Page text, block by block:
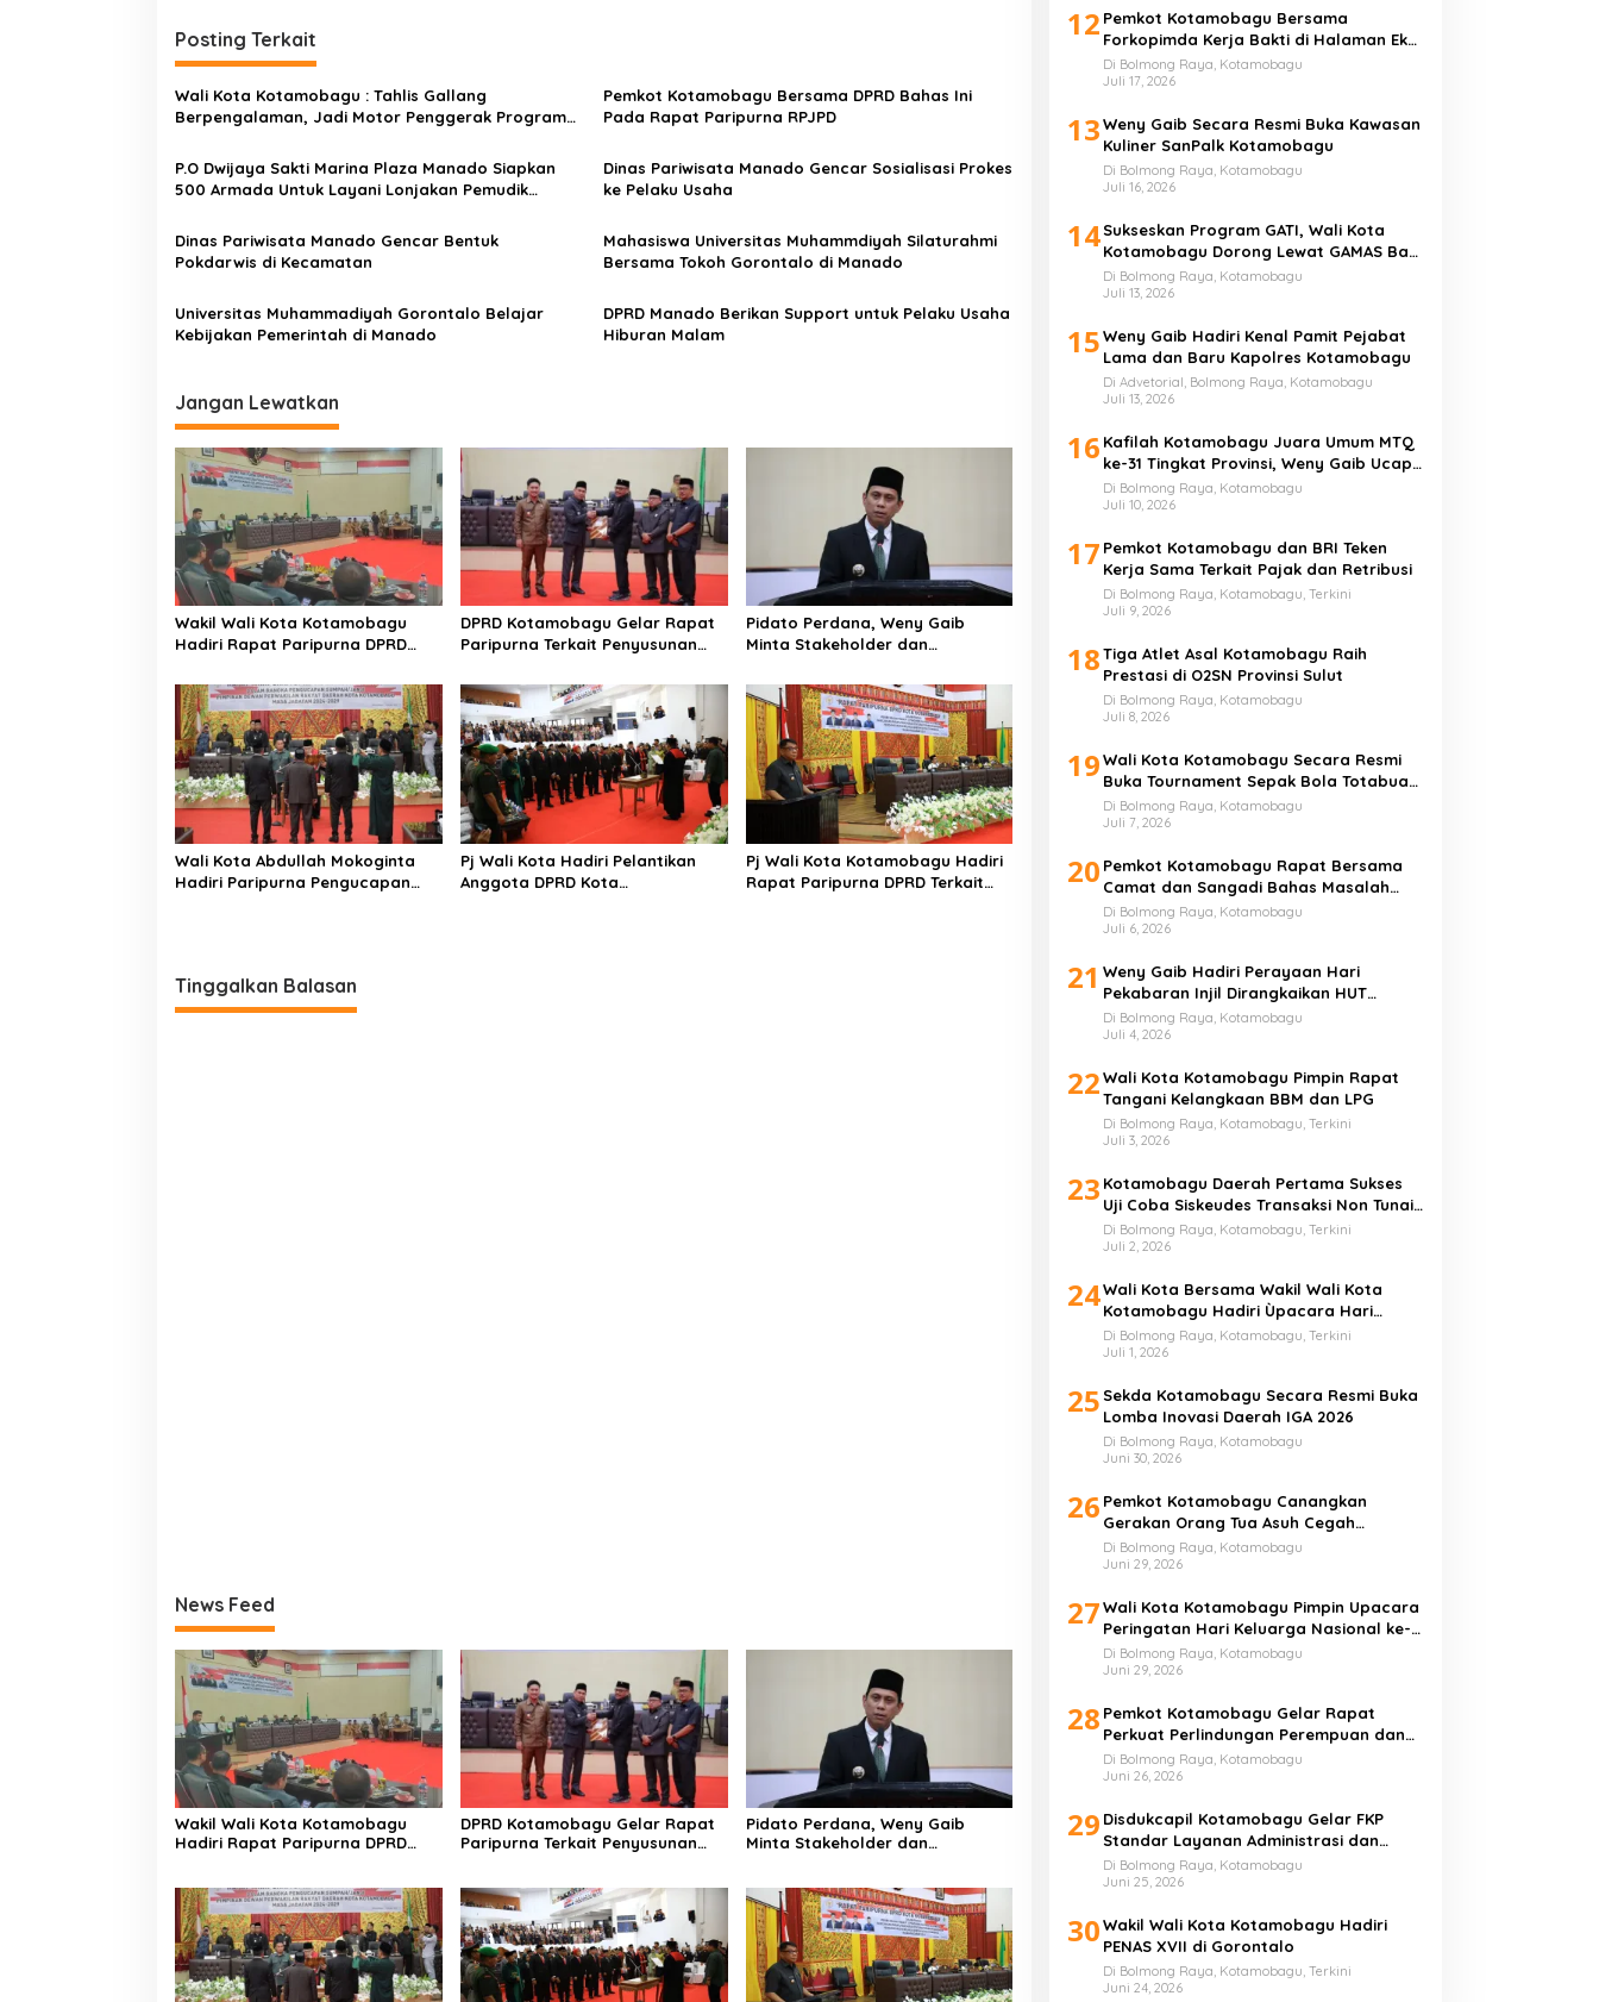
i
g
a
i
o
s
Posting Terkait
Wali Kota Kotamobagu : Tahlis Gallang
Berpengalaman, Jadi Motor Penggerak Program
Pemkot Kotamobagu Bersama DPRD Bahas Ini
Pada Rapat Paripurna RPJPD
P.O Dwijaya Sakti Marina Plaza Manado Siapkan
500 Armada Untuk Layani Lonjakan Pemudik
Diakses Via Online
Dinas Pariwisata Manado Gencar Sosialisasi Prokes
ke Pelaku Usaha
Dinas Pariwisata Manado Gencar Bentuk
Pokdarwis di Kecamatan
Mahasiswa Universitas Muhammdiyah Silaturahmi
Bersama Tokoh Gorontalo di Manado
Universitas Muhammadiyah Gorontalo Belajar
Kebijakan Pemerintah di Manado
DPRD Manado Berikan Support untuk Pelaku Usaha
Hiburan Malam
Jangan Lewatkan
Wakil Wali Kota Kotamobagu
Hadiri Rapat Paripurna DPRD
DPRD Kotamobagu Gelar Rapat
Paripurna Terkait Penyusunan
Pidato Perdana, Weny Gaib
Minta Stakeholder dan
Kota
Wali Kota Abdullah Mokoginta
Hadiri Paripurna Pengucapan
Pj Wali Kota Hadiri Pelantikan
Anggota DPRD Kota
Pj Wali Kota Kotamobagu Hadiri
Rapat Paripurna DPRD Terkait
Tinggalkan Balasan
News Feed
Wakil Wali Kota Kotamobagu
Hadiri Rapat Paripurna DPRD
DPRD Kotamobagu Gelar Rapat
Paripurna Terkait Penyusunan
Pidato Perdana, Weny Gaib
Minta Stakeholder dan
12 Pemkot Kotamobagu Bersama
Forkopimda Kerja Bakti di Halaman Eks
Kantor Bupati Bolmong
Di Bolmong Raya, Kotamobagu
Juli 17, 2026
13Weny Gaib Secara Resmi Buka Kawasan
Kuliner SanPalk Kotamobagu
Di Bolmong Raya, Kotamobagu
Juli 16, 2026
14 Sukseskan Program GATI, Wali Kota
Kotamobagu Dorong Lewat GAMAS Bagi
Anak Sekolah
Di Bolmong Raya, Kotamobagu
Juli 13, 2026
15Weny Gaib Hadiri Kenal Pamit Pejabat
Lama dan Baru Kapolres Kotamobagu
Di Advetorial, Bolmong Raya, Kotamobagu
Juli 13, 2026
16 Kafilah Kotamobagu Juara Umum MTQ
ke-31 Tingkat Provinsi, Weny Gaib Ucap
Syukur
Di Bolmong Raya, Kotamobagu
Juli 10, 2026
17 Pemkot Kotamobagu dan BRI Teken
Kerja Sama Terkait Pajak dan Retribusi
Di Bolmong Raya, Kotamobagu, Terkini
Juli 9, 2026
18Tiga Atlet Asal Kotamobagu Raih
Prestasi di O2SN Provinsi Sulut
Di Bolmong Raya, Kotamobagu
Juli 8, 2026
19Wali Kota Kotamobagu Secara Resmi
Buka Tournament Sepak Bola Totabuan
Champion League
Di Bolmong Raya, Kotamobagu
Juli 7, 2026
20 Pemkot Kotamobagu Rapat Bersama
Camat dan Sangadi Bahas Masalah
Sampah
Di Bolmong Raya, Kotamobagu
Juli 6, 2026
21 Weny Gaib Hadiri Perayaan Hari
Pekabaran Injil Dirangkaikan HUT
GMIBM Bersinode ke-76
Di Bolmong Raya, Kotamobagu
Juli 4, 2026
22Wali Kota Kotamobagu Pimpin Rapat
Tangani Kelangkaan BBM dan LPG
Di Bolmong Raya, Kotamobagu, Terkini
Juli 3, 2026
23 Kotamobagu Daerah Pertama Sukses
Uji Coba Siskeudes Transaksi Non Tunai
di Desa
Di Bolmong Raya, Kotamobagu, Terkini
Juli 2, 2026
24Wali Kota Bersama Wakil Wali Kota
Kotamobagu Hadiri Ùpacara Hari
Bhayangkara ke-80
Di Bolmong Raya, Kotamobagu, Terkini
Juli 1, 2026
25 Sekda Kotamobagu Secara Resmi Buka
Lomba Inovasi Daerah IGA 2026
Di Bolmong Raya, Kotamobagu
Juni 30, 2026
26 Pemkot Kotamobagu Canangkan
Gerakan Orang Tua Asuh Cegah
Stunting
Di Bolmong Raya, Kotamobagu
Juni 29, 2026
27Wali Kota Kotamobagu Pimpin Upacara
Peringatan Hari Keluarga Nasional ke-
33 Tahun
Di Bolmong Raya, Kotamobagu
Juni 29, 2026
28 Pemkot Kotamobagu Gelar Rapat
Perkuat Perlindungan Perempuan dan
Anak
Di Bolmong Raya, Kotamobagu
Juni 26, 2026
29 Disdukcapil Kotamobagu Gelar FKP
Standar Layanan Administrasi dan
Kependudukan
Di Bolmong Raya, Kotamobagu
Juni 25, 2026
30Wakil Wali Kota Kotamobagu Hadiri
PENAS XVII di Gorontalo
Di Bolmong Raya, Kotamobagu, Terkini
Juni 24, 2026